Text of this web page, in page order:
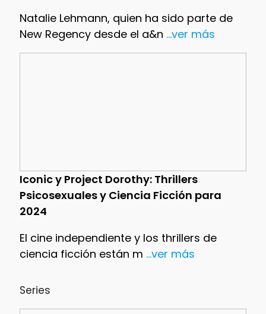
Natalie Lehmann, quien ha sido parte de
New Regency desde el a&n ...ver más
Iconic y Project Dorothy: Thrillers
Psicosexuales y Ciencia Ficción para
2024
El cine independiente y los thrillers de
ciencia ficción están m ...ver más
Series